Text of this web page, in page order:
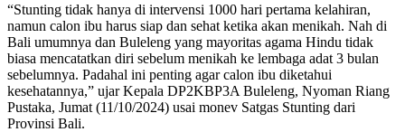
“Stunting tidak hanya di intervensi 1000 hari pertama kelahiran,
namun calon ibu harus siap dan sehat ketika akan menikah. Nah di
Bali umumnya dan Buleleng yang mayoritas agama Hindu tidak
biasa mencatatkan diri sebelum menikah ke lembaga adat 3 bulan
sebelumnya. Padahal ini penting agar calon ibu diketahui
kesehatannya,” ujar Kepala DP2KBP3A Buleleng, Nyoman Riang
Pustaka, Jumat (11/10/2024) usai monev Satgas Stunting dari
Provinsi Bali.